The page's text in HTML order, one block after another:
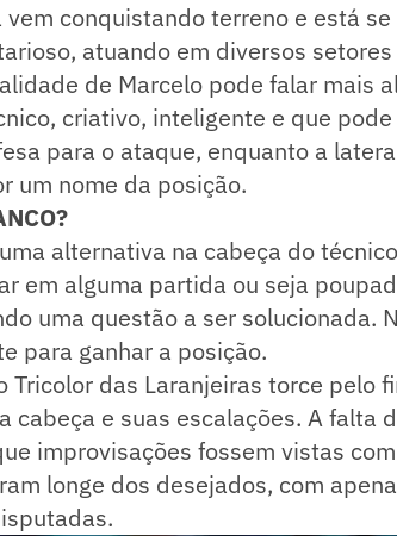
conquistando terreno e está se
atuando em diversos
de Marcelo pode falar mais
criativo, inteligente e que
para o ataque, enquanto a
um nome da posição.
alternativa na cabeça do
em alguma partida ou seja
uma questão a ser solucionada.
para ganhar a posição.
das Laranjeiras torce pelo
cabeça e suas escalações. A falta
improvisações fossem vistas
longe dos desejados, com